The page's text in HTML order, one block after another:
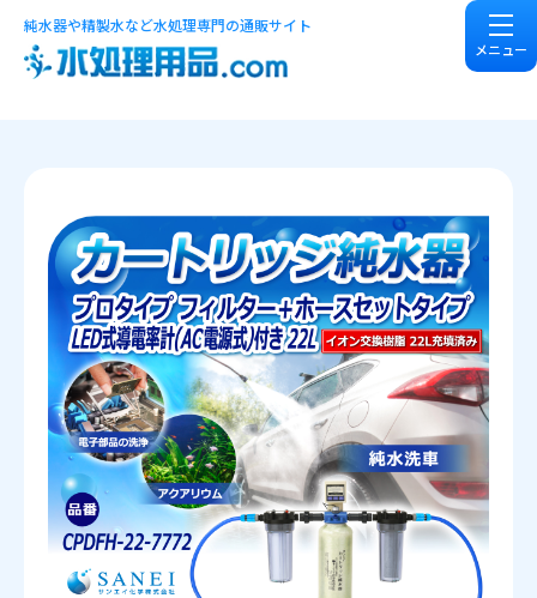
純水器や精製水など水処理専門の通販サイト
メニュー